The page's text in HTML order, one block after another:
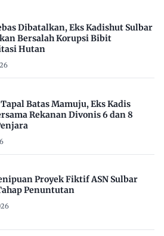
Dibatalkan, Eks Kadishut Sulbar
Bersalah Korupsi Bibit
Hutan
Batas Mamuju, Eks Kadis
Rekanan Divonis 6 dan 8
Proyek Fiktif ASN Sulbar
Penuntutan